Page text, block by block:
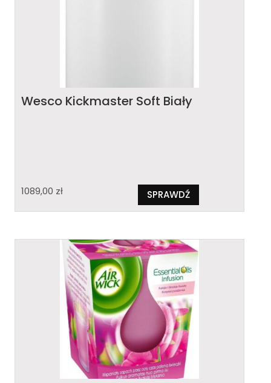
Wesco Kickmaster Soft Biały
1089,00 zł SPRAWDŹ